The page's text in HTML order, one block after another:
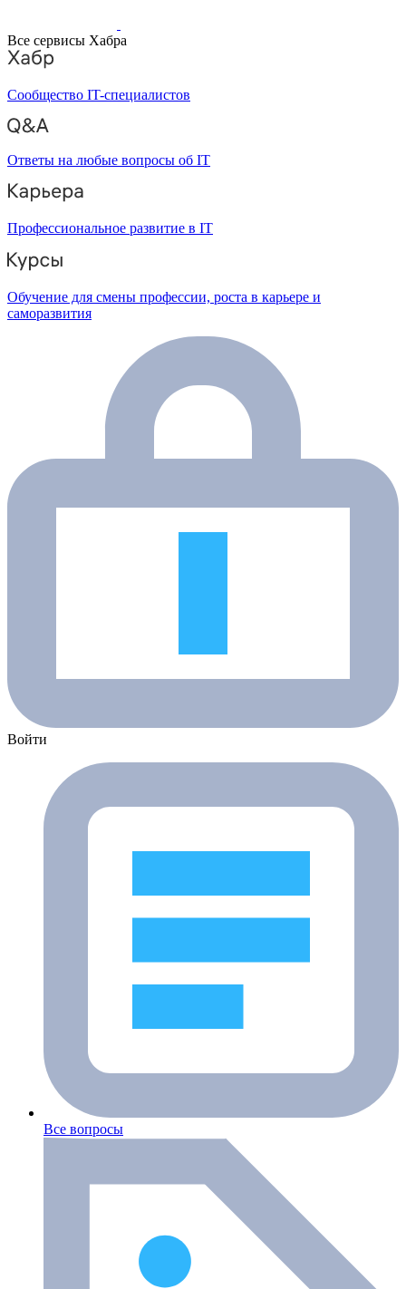
Все сервисы Хабра
Сообщество IT-специалистов
Ответы на любые вопросы об IT
Профессиональное развитие в IT
Обучение для смены профессии, роста в карьере и
саморазвития
Войти
Все вопросы